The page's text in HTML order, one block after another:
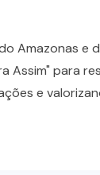
Amazonas e
Assim" para
e